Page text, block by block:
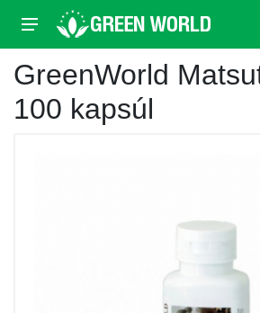
GreenWorld
100 kapsúl